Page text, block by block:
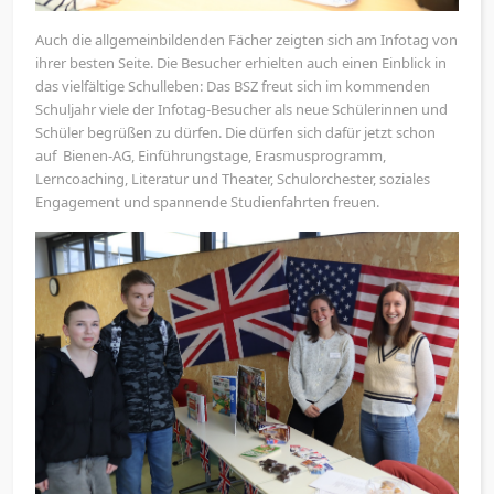
Auch die allgemeinbildenden Fächer zeigten sich am Infotag von
ihrer besten Seite. Die Besucher erhielten auch einen Einblick in
das vielfältige Schulleben: Das BSZ freut sich im kommenden
Schuljahr viele der Infotag-Besucher als neue Schülerinnen und
Schüler begrüßen zu dürfen. Die dürfen sich dafür jetzt schon
auf Bienen-AG, Einführungstage, Erasmusprogramm,
Lerncoaching, Literatur und Theater, Schulorchester, soziales
Engagement und spannende Studienfahrten freuen.